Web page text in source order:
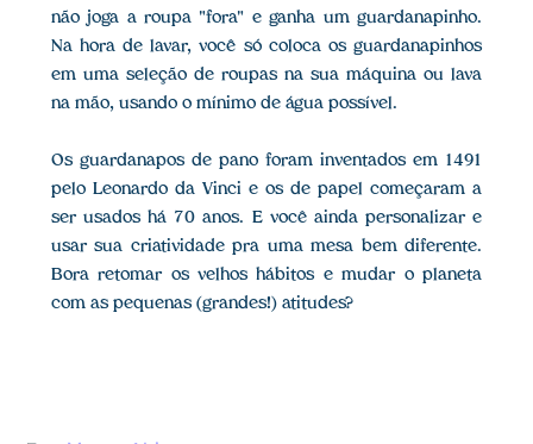
não joga a roupa "fora" e ganha um guardanapinho.
Na hora de lavar, você só coloca os guardanapinhos
em uma seleção de roupas na sua máquina ou lava
na mão, usando o mínimo de água possível.
Os guardanapos de pano foram inventados em 1491
pelo Leonardo da Vinci e os de papel começaram a
ser usados há 70 anos. E você ainda personalizar e
usar sua criatividade pra uma mesa bem diferente.
Bora retomar os velhos hábitos e mudar o planeta
com as pequenas (grandes!) atitudes?